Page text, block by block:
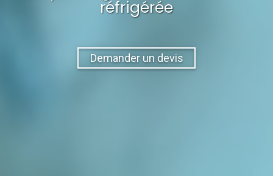
réfrigérée
Demander un devis